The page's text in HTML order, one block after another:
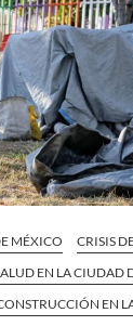
MÉXICO
CRISIS
EN LA CIUDAD
EN